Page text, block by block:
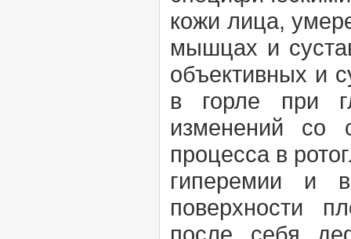
кожи лица,
мышцах и
объективных и
в горле при
изменений со
процесса в
гиперемии и
поверхности